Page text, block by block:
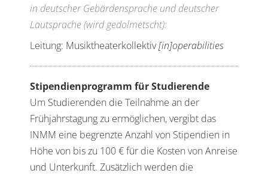
in deutscher Gebärdensprache und deutscher
Lautsprache (wird gedolmetscht):
Leitung: Musiktheaterkollektiv[in]operabilities
Stipendienprogramm für Studierende
Um Studierenden die Teilnahme an der
Frühjahrstagung zu ermöglichen, vergibt das
INMM eine begrenzte Anzahl von Stipendien in
Höhe von bis zu 100 € für die Kosten von Anreise
und Unterkunft. Zusätzlich werden die